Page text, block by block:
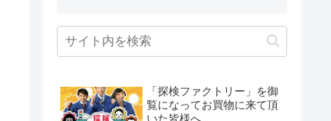
「探検ファクトリー」を御
覧になってお買物に来て頂
いた皆様へ